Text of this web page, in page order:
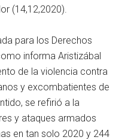
(14,12,2020).
para los Derechos
informa Aristizábal
de la violencia contra
y excombatientes de
se refirió a la
y ataques armados
en tan solo 2020 y 244